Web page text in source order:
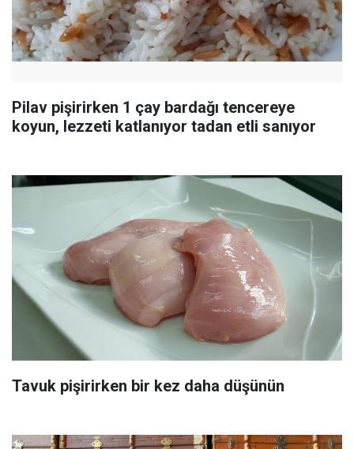
Pilav pişirirken 1 çay bardağı tencereye
koyun, lezzeti katlanıyor tadan etli sanıyor
Tavuk pişirirken bir kez daha düşünün